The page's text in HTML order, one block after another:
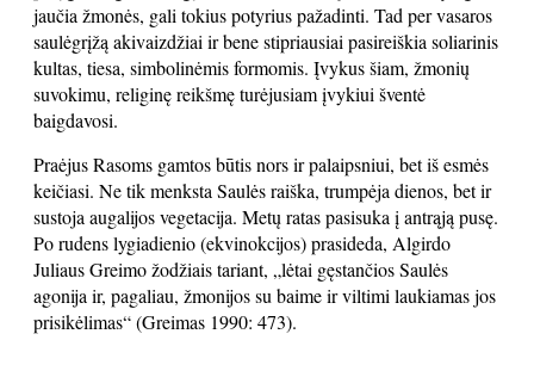
jaučia žmonės, gali tokius potyrius pažadinti. Tad per vasaros
saulėgrįžą akivaizdžiai ir bene stipriausiai pasireiškia soliarinis
kultas, tiesa, simbolinėmis formomis. Įvykus šiam, žmonių
suvokimu, religinę reikšmę turėjusiam įvykiui šventė
baigdavosi.
Praėjus Rasoms gamtos būtis nors ir palaipsniui, bet iš esmės
keičiasi. Ne tik menksta Saulės raiška, trumpėja dienos, bet ir
sustoja augalijos vegetacija. Metų ratas pasisuka į antrąją pusę.
Po rudens lygiadienio (ekvinokcijos) prasideda, Algirdo
Juliaus Greimo žodžiais tariant, „lėtai gęstančios Saulės
agonija ir, pagaliau, žmonijos su baime ir viltimi laukiamas jos
prisikėlimas“ (Greimas 1990: 473).